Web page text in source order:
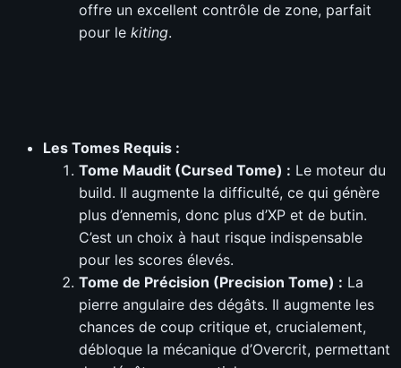
offre un excellent contrôle de zone, parfait
pour le kiting.
Les Tomes Requis :
Tome Maudit (Cursed Tome) : Le moteur du
build. Il augmente la difficulté, ce qui génère
plus d’ennemis, donc plus d’XP et de butin.
C’est un choix à haut risque indispensable
pour les scores élevés.
Tome de Précision (Precision Tome) : La
pierre angulaire des dégâts. Il augmente les
chances de coup critique et, crucialement,
débloque la mécanique d’Overcrit, permettant